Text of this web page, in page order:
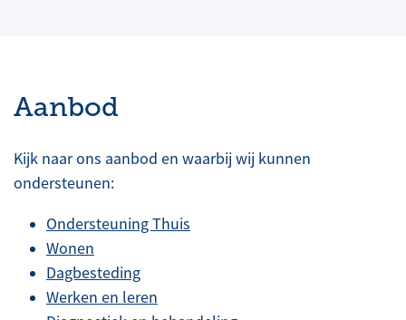
Aanbod
Kijk naar ons aanbod en waarbij wij kunnen
ondersteunen:
Ondersteuning Thuis
Wonen
Dagbesteding
Werken en leren